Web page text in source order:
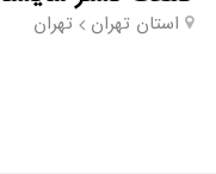
استان تهران تهران